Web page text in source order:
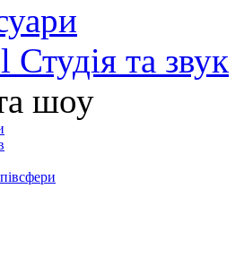
та звук
шоу